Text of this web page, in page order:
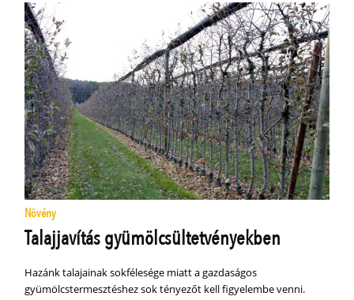
Növény
Talajjavítás gyümölcsültetvényekben
Hazánk talajainak sokfélesége miatt a gazdaságos
gyümölcstermesztéshez sok tényezőt kell figyelembe venni.